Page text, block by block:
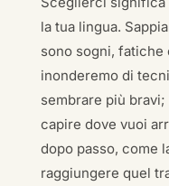
la tua lingua.
sono sogni,
inonderemo di
sembrare più
capire dove vuoi
dopo passo, come
raggiungere quel